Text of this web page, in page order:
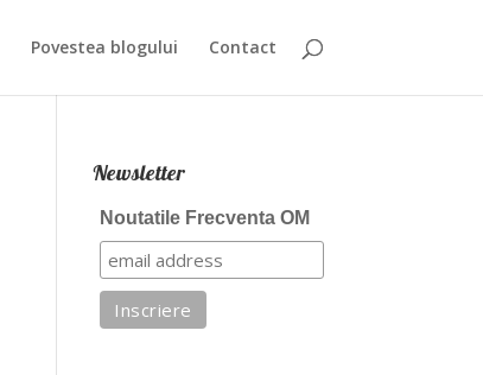
Povestea blogului Contact
Newsletter
Noutatile Frecventa OM